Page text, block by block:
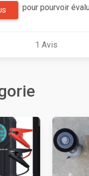
pour pourvoir
1 Avis